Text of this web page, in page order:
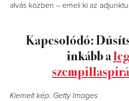
alvás közben – emeli ki az
Kapcsolódó:
inkább a
Kiemelt kép: Getty Images